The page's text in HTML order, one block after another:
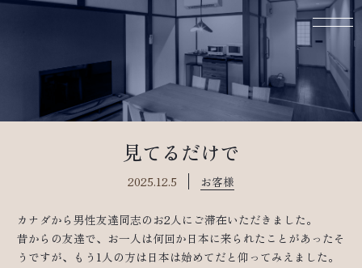
見てるだけで
2025.12.5 お客様
カナダから男性友達同志のお2人にご滞在いただきました。
昔からの友達で、お一人は何回か日本に来られたことがあったそ
うですが、もう1人の方は日本は始めてだと仰ってみえました。